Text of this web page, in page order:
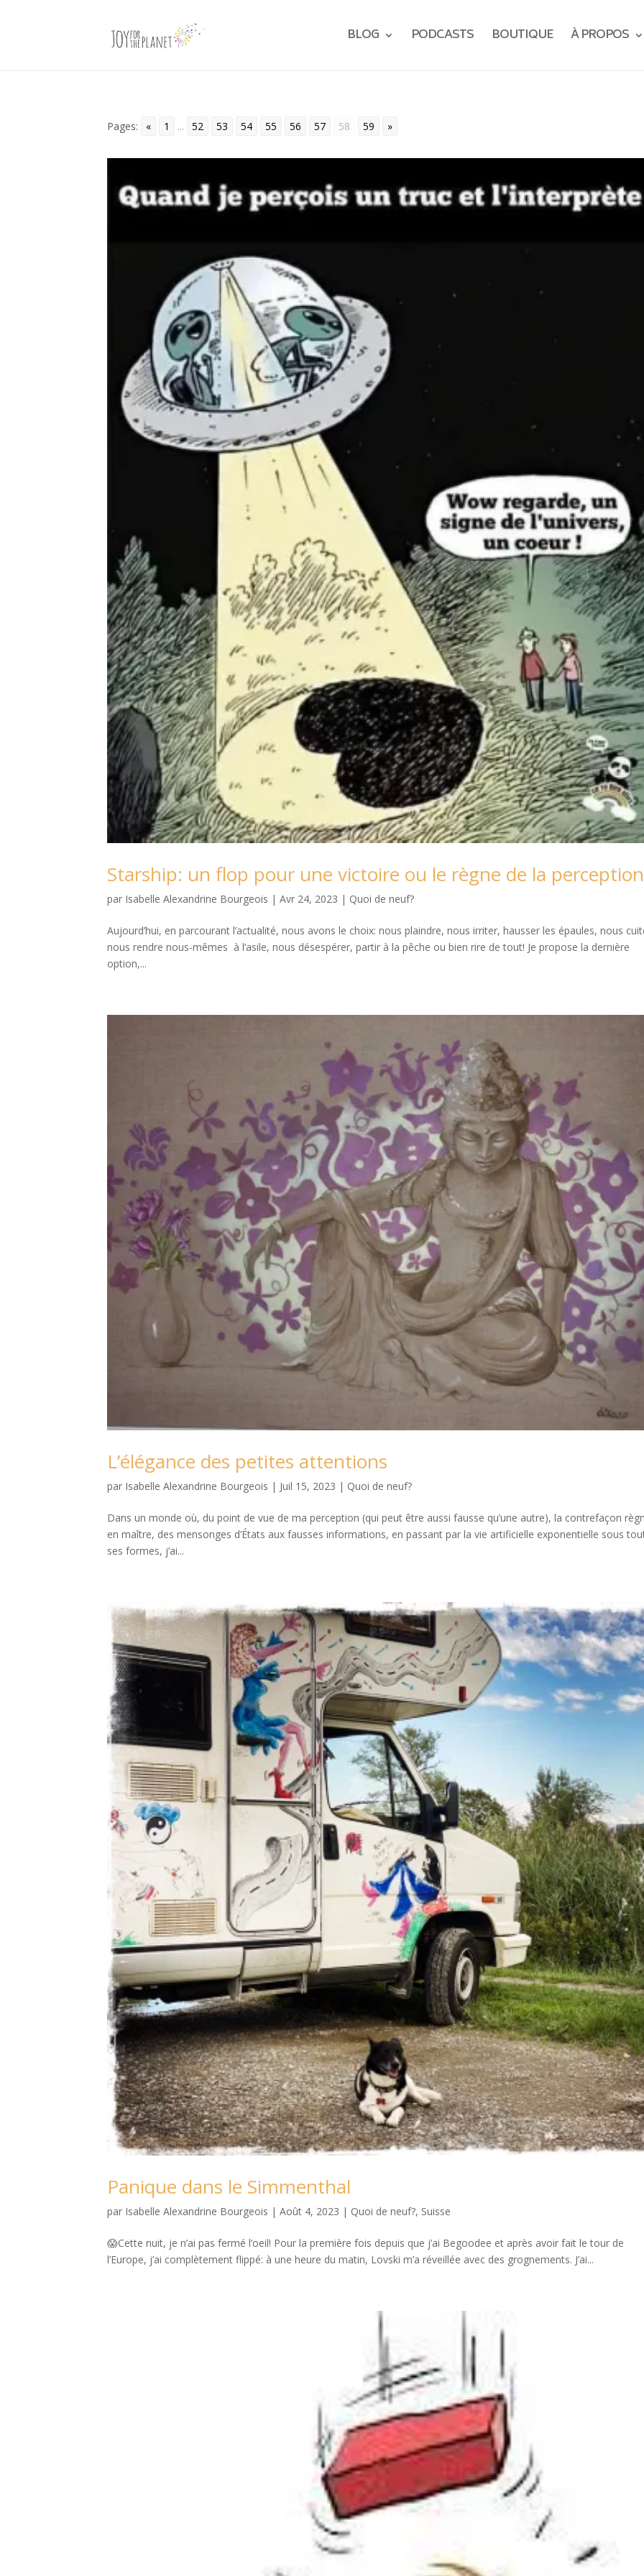
BLOG PODCASTS BOUTIQUE À PROPOS
Pages: « 1 ... 52 53 54 55 56 57 58 59 »
Starship: un flop pour une victoire ou le règne de la perception
par Isabelle Alexandrine Bourgeois | Avr 24, 2023 | Quoi de neuf?
Aujourd’hui, en parcourant l’actualité, nous avons le choix: nous plaindre, nous irriter, hausser les épaules, nous
nous rendre nous-mêmes à l’asile, nous désespérer, partir à la pêche ou bien rire de tout! Je propose la dernière
option,...
L’élégance des petites attentions
par Isabelle Alexandrine Bourgeois | Juil 15, 2023 | Quoi de neuf?
Dans un monde où, du point de vue de ma perception (qui peut être aussi fausse qu’une autre), la contrefaçon
en maître, des mensonges d’États aux fausses informations, en passant par la vie artificielle exponentielle sous
ses formes, j’ai...
Panique dans le Simmenthal
par Isabelle Alexandrine Bourgeois | Août 4, 2023 | Quoi de neuf?, Suisse
😱Cette nuit, je n’ai pas fermé l’oeil! Pour la première fois depuis que j’ai Begoodee et après avoir fait le tour de
l’Europe, j’ai complètement flippé: à une heure du matin, Lovski m’a réveillée avec des grognements. J’ai...